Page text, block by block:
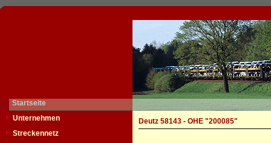
Startseite
Unternehmen
Streckennetz
Deutz 58143 - OHE "200085"